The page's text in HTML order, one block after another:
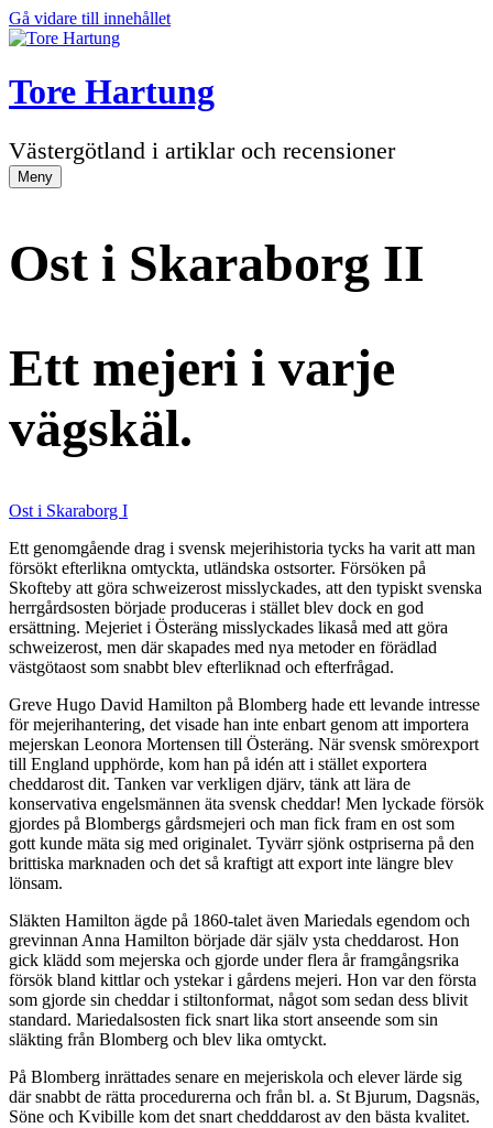
Gå vidare till innehållet
Tore Hartung
Västergötland i artiklar och recensioner
Meny
Ost i Skaraborg II
Ett mejeri i varje
vägskäl.
Ost i Skaraborg I
Ett genomgående drag i svensk mejerihistoria tycks ha varit att man
försökt efterlikna omtyckta, utländska ostsorter. Försöken på
Skofteby att göra schweizerost misslyckades, att den typiskt svenska
herrgårdsosten började produceras i stället blev dock en god
ersättning. Mejeriet i Österäng misslyckades likaså med att göra
schweizerost, men där skapades med nya metoder en förädlad
västgötaost som snabbt blev efterliknad och efterfrågad.
Greve Hugo David Hamilton på Blomberg hade ett levande intresse
för mejerihantering, det visade han inte enbart genom att importera
mejerskan Leonora Mortensen till Österäng. När svensk smörexport
till England upphörde, kom han på idén att i stället exportera
cheddarost dit. Tanken var verkligen djärv, tänk att lära de
konservativa engelsmännen äta svensk cheddar! Men lyckade försök
gjordes på Blombergs gårdsmejeri och man fick fram en ost som
gott kunde mäta sig med originalet. Tyvärr sjönk ostpriserna på den
brittiska marknaden och det så kraftigt att export inte längre blev
lönsam.
Släkten Hamilton ägde på 1860-talet även Mariedals egendom och
grevinnan Anna Hamilton började där själv ysta cheddarost. Hon
gick klädd som mejerska och gjorde under flera år framgångsrika
försök bland kittlar och ystekar i gårdens mejeri. Hon var den första
som gjorde sin cheddar i stiltonformat, något som sedan dess blivit
standard. Mariedalsosten fick snart lika stort anseende som sin
släkting från Blomberg och blev lika omtyckt.
På Blomberg inrättades senare en mejeriskola och elever lärde sig
där snabbt de rätta procedurerna och från bl. a. St Bjurum, Dagsnäs,
Söne och Kvibille kom det snart chedddarost av den bästa kvalitet.